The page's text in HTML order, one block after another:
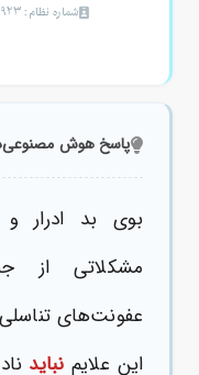
شماره نظام: 119923
پاسخ هوش مصنوعی
بوی بد ادرار و
مشکلاتی از
عفونت‌های
این علایم نباید